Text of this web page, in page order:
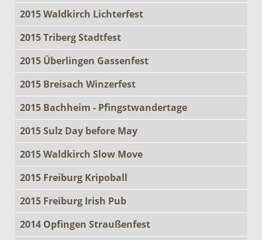
2015 Waldkirch Lichterfest
2015 Triberg Stadtfest
2015 Überlingen Gassenfest
2015 Breisach Winzerfest
2015 Bachheim - Pfingstwandertage
2015 Sulz Day before May
2015 Waldkirch Slow Move
2015 Freiburg Kripoball
2015 Freiburg Irish Pub
2014 Opfingen Straußenfest